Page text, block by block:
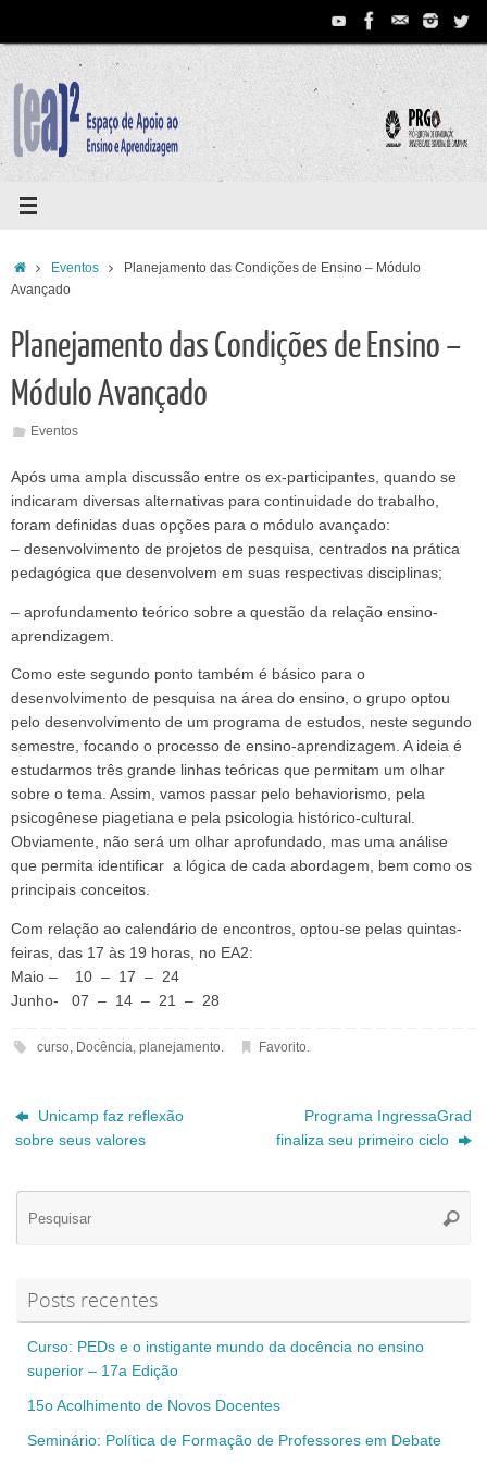
conteúdo
HomeEventos
Planejamento das Condições de Ensino – Módulo
Avançado
Planejamento das Condições de Ensino –
Módulo Avançado
Eventos
Após uma ampla discussão entre os ex-participantes, quando se
indicaram diversas alternativas para continuidade do trabalho,
foram definidas duas opções para o módulo avançado:
– desenvolvimento de projetos de pesquisa, centrados na prática
pedagógica que desenvolvem em suas respectivas disciplinas;
– aprofundamento teórico sobre a questão da relação ensino-
aprendizagem.
Como este segundo ponto também é básico para o
desenvolvimento de pesquisa na área do ensino, o grupo optou
pelo desenvolvimento de um programa de estudos, neste segundo
semestre, focando o processo de ensino-aprendizagem. A ideia é
estudarmos três grande linhas teóricas que permitam um olhar
sobre o tema. Assim, vamos passar pelo behaviorismo, pela
psicogênese piagetiana e pela psicologia histórico-cultural.
Obviamente, não será um olhar aprofundado, mas uma análise
que permita identificar a lógica de cada abordagem, bem como os
principais conceitos.
Com relação ao calendário de encontros, optou-se pelas quintas-
feiras, das 17 às 19 horas, no EA2:
Maio – 10 – 17 – 24
Junho- 07 – 14 – 21 – 28
curso, Docência, planejamento. Favorito.
Unicamp faz reflexão
sobre seus valores
Programa IngressaGrad
finaliza seu primeiro ciclo
Posts recentes
Curso: PEDs e o instigante mundo da docência no ensino
superior – 17a Edição
15o Acolhimento de Novos Docentes
Seminário: Política de Formação de Professores em Debate